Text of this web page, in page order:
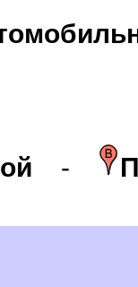
-